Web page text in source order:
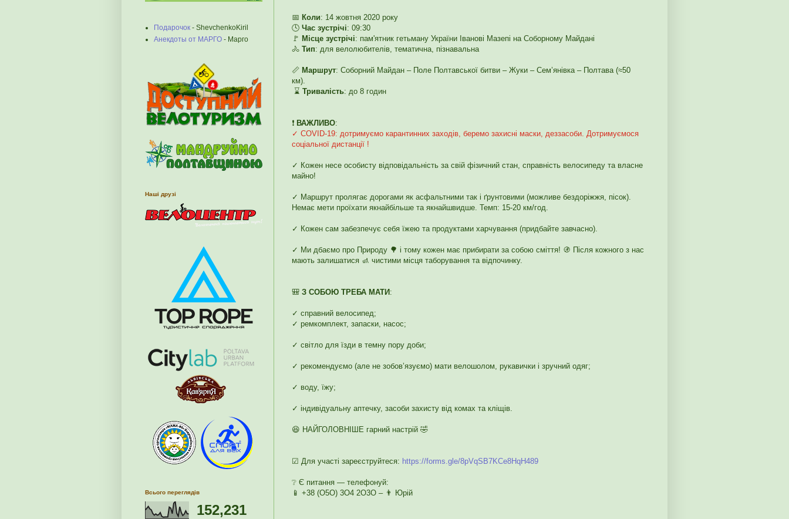
📅 Коли: 14 жовтня 2020 року
🕓 Час зустрічі: 09:30
🚩 Місце зустрічі: пам'ятник гетьману України Іванові Мазепі на Соборному Майдані
🚴 Тип: для велолюбителів, тематична, пізнавальна
📏 Маршрут: Соборний Майдан – Поле Полтавської битви – Жуки – Сем’янівка – Полтава (≈50
км).
⌛ Тривалість: до 8 годин
❗️ ВАЖЛИВО:
✓ COVID-19: дотримуємо карантинних заходів, беремо захисні маски, деззасоби. Дотримуємося
соціальної дистанції !
✓ Кожен несе особисту відповідальність за свій фізичний стан, справність велосипеду та власне
майно!
✓ Маршрут пролягає дорогами як асфальтними так і ґрунтовими (можливе бездоріжжя, пісок).
Немає мети проїхати якнайбільше та якнайшвидше. Темп: 15-20 км/год.
✓ Кожен сам забезпечує себя їжею та продуктами харчування (придбайте завчасно).
✓ Ми дбаємо про Природу 🌳 і тому кожен має прибирати за собою сміття! 🚯 Після кожного з нас
мають залишатися 🚮 чистими місця таборування та відпочинку.
🎒 З СОБОЮ ТРЕБА МАТИ:
✓ справний велосипед;
✓ ремкомплект, запаски, насос;
✓ світло для їзди в темну пору доби;
✓ рекомендуємо (але не зобов’язуємо) мати велошолом, рукавички і зручний одяг;
✓ воду, їжу;
✓ індивідуальну аптечку, засоби захисту від комах та кліщів.
😆 НАЙГОЛОВНІШЕ гарний настрій 🤣
☑ Для участі зареєструйтеся: https://forms.gle/8pVqSB7KCe8HqH489
❔ Є питання — телефонуй:
📱 +38 (О5О) 3О4 2О3О – 👨 Юрій
Подарочок - ShevchenkoKiril
Анекдоты от МАРГО - Марго
Наші друзі
Всього переглядів
152,231